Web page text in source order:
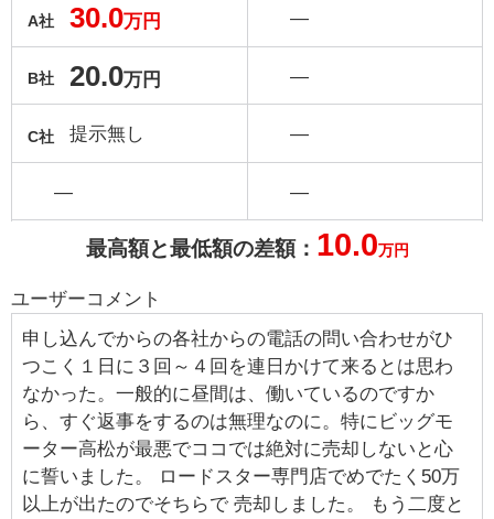
A社 30.0万円
B社 20.0万円
C社 提示無し
―
―
―
―
―
最高額と最低額の差額： 10.0万円
ユーザーコメント
申し込んでからの各社からの電話の問い合わせがひ
つこく１日に３回～４回を連日かけて来るとは思わ
なかった。一般的に昼間は、働いているのですか
ら、すぐ返事をするのは無理なのに。特にビッグモ
ーター高松が最悪でココでは絶対に売却しないと心
に誓いました。 ロードスター専門店でめでたく50万
以上が出たのでそちらで 売却しました。 もう二度と